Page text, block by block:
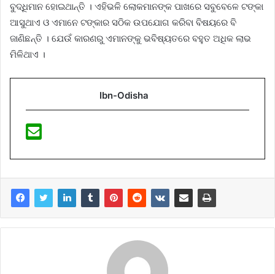
ବୁଦ୍ଧିମାନ ହୋଇଥାନ୍ତି । ଏହିଭଳି ଲୋକମାନଙ୍କ ପାଖରେ ସବୁବେଳେ ଟଙ୍କା
ଆସୁଥାଏ ଓ ଏମାନେ ଟଙ୍କାର ସଠିକ ଉପଯୋଗ କରିବା ବିଷୟରେ ବି
ଜାଣିଛନ୍ତି । ଯେଉଁ କାରଣରୁ ଏମାନଙ୍କୁ ଭବିଷ୍ୟତରେ ବହୁତ ଅଧିକ ଲାଭ
ମିଳିଥାଏ ।
Ibn-Odisha